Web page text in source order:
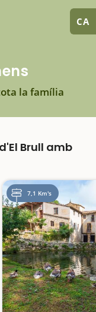
CA
la família
Brull amb
7,1 Km's